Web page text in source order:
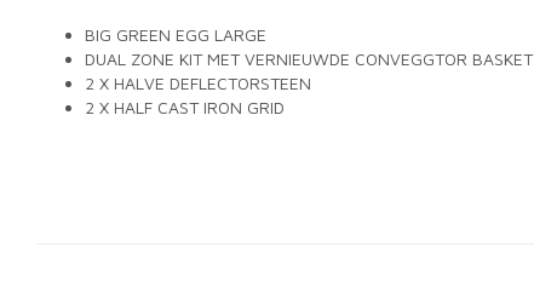
BIG GREEN EGG LARGE
DUAL ZONE KIT MET VERNIEUWDE CONVEGGTOR BASKET
2 X HALVE DEFLECTORSTEEN
2 X HALF CAST IRON GRID